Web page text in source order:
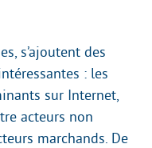
s’ajoutent des
: les
sur Internet,
acteurs non
marchands. De